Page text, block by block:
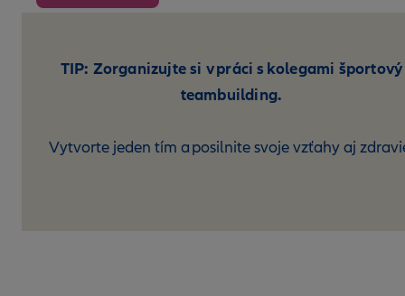
TIP: Zorganizujte si v práci s kolegami športový
teambuilding.
Vytvorte jeden tím a posilnite svoje vzťahy aj